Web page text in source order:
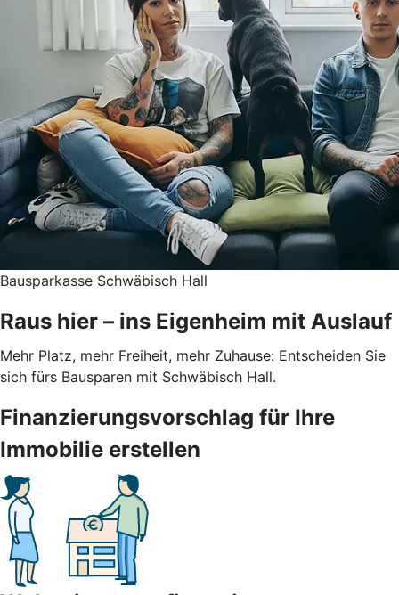
Bausparkasse Schwäbisch Hall
Raus hier – ins Eigenheim mit Auslauf
Mehr Platz, mehr Freiheit, mehr Zuhause: Entscheiden Sie
sich fürs Bausparen mit Schwäbisch Hall.
Finanzierungsvorschlag für Ihre
Immobilie erstellen